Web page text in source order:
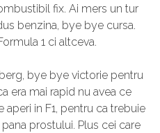
fix. Ai mers un tur
benzina, bye bye cursa.
1 ci altceva.
bye bye victorie pentru
era mai rapid nu avea ce
in F1, pentru ca trebuie
prostului. Plus cei care